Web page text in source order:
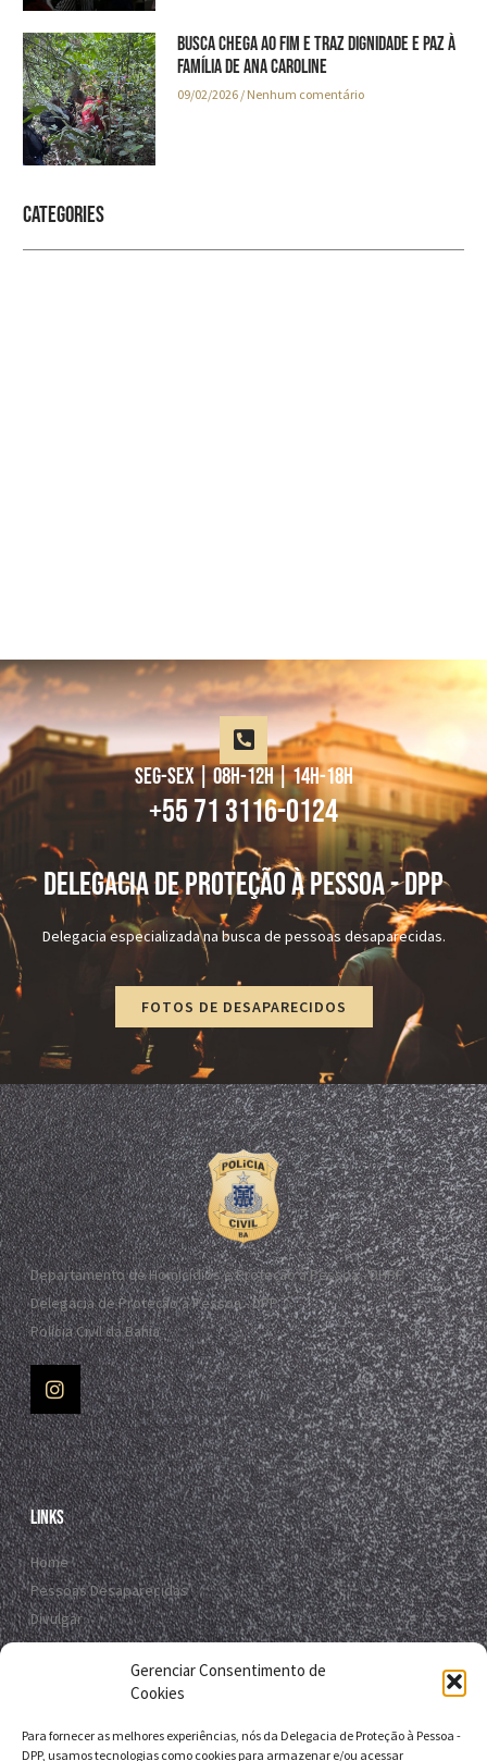
Gerenciar Consentimento de
Cookies
Para fornecer as melhores experiências, nós da Delegacia de Proteção à Pessoa -
DPP, usamos tecnologias como cookies para armazenar e/ou acessar
Busca chega ao fim e traz dignidade e paz à
família de Ana Caroline
09/02/2026 Nenhum comentário
Categories
seg-sex | 08h-12h | 14h-18h
+55 71 3116-0124
DELEGACIA DE PROTEÇÃO À PESSOA - dPP
Delegacia especializada na busca de pessoas desaparecidas.
FOTOS DE DESAPARECIDOS
Departamento de Homicídios e Proteção à Pessoa - DHPP
Delegacia de Proteção à Pessoa - DPP
Polícia Civil da Bahia
Links
Home
Pessoas Desaparecidas
Divulgar
Registro Virtual
Contato